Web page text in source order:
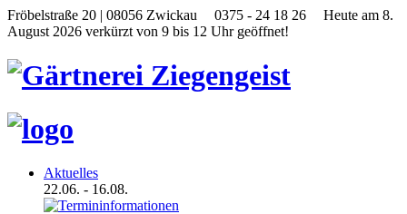
Fröbelstraße 20 | 08056 Zwickau 0375 - 24 18 26
Heute am 8.
August 2026 verkürzt von 9 bis 12 Uhr geöffnet!
Aktuelles
22.06. - 16.08.